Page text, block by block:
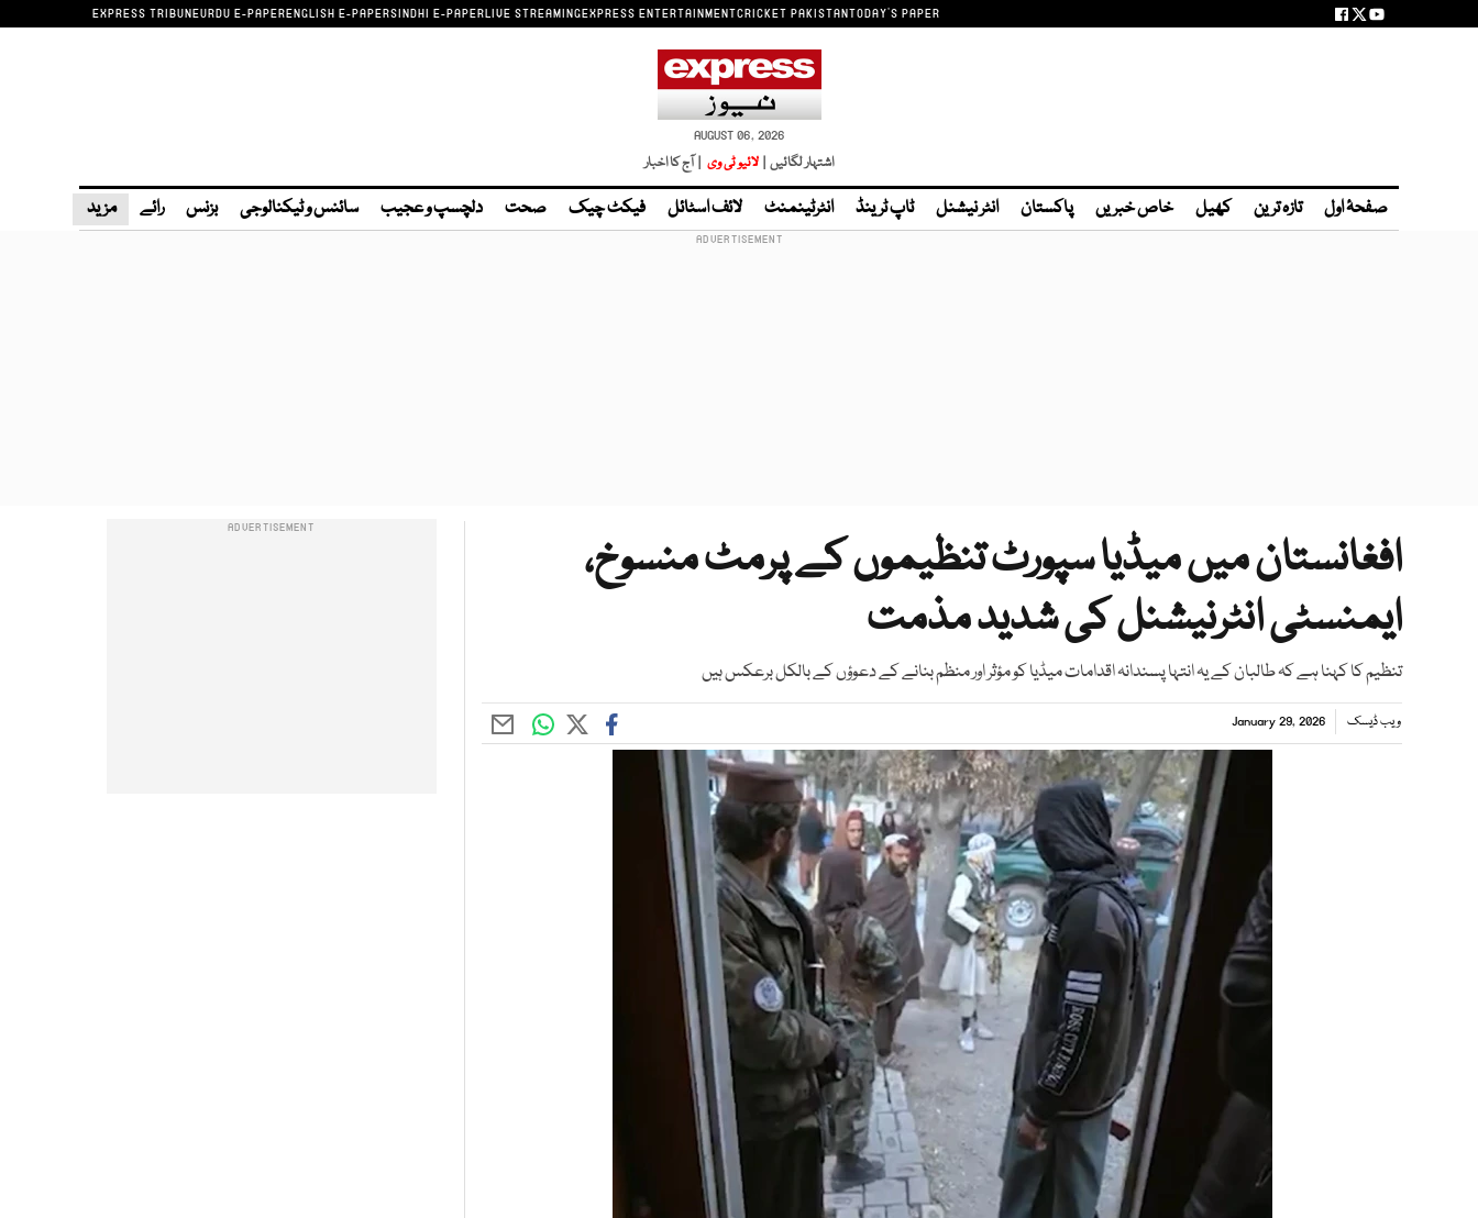
EXPRESS TRIBUNEURDU E-PAPERENGLISH E-PAPERSINDHI E-PAPERLIVE STREAMINGEXPRESS ENTERTAINMENTCRICKET PAKISTANTODAY'S PAPER
AUGUST 06, 2026
اشتہار لگائیں | لائیو ٹی وی | آج کا اخبار
صفحۂ اول تازہ ترین کھیل خاص خبریں پاکستان انٹر نیشنل ٹاپ ٹرینڈ انٹرٹینمنٹ لائف اسٹائل فیکٹ چیک صحت دلچسپ و عجیب سائنس و ٹیکنالوجی بزنس رائے مزید
افغانستان میں میڈیا سپورٹ تنظیموں کے پرمٹ منسوخ،
ایمنسٹی انٹرنیشنل کی شدید مذمت
تنظیم کا کہنا ہے کہ طالبان کے یہ انتہا پسندانہ اقدامات میڈیا کو مؤثر اور منظم بنانے کے دعوؤں کے بالکل برعکس ہیں
ویب ڈیسک January 29, 2026